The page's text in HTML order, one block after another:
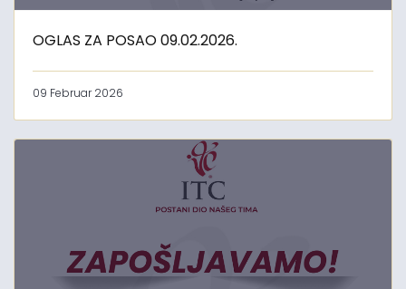
OGLAS ZA POSAO 09.02.2026.
09 Februar 2026